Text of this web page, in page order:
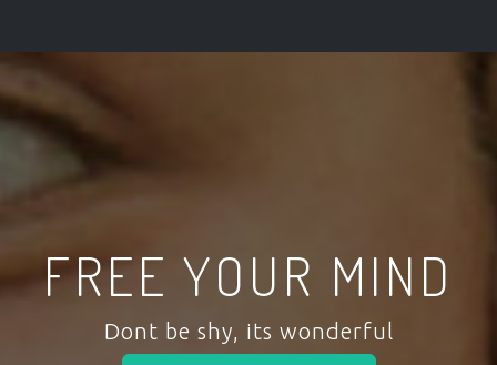
FREE YOUR MIND
Dont be shy, its wonderful